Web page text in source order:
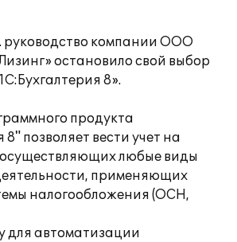
руководство компании ООО
остановило свой выбор
8».
продукта
позволяет вести учет на
любые виды
применяющих
налогообложения (ОСН,
для автоматизации